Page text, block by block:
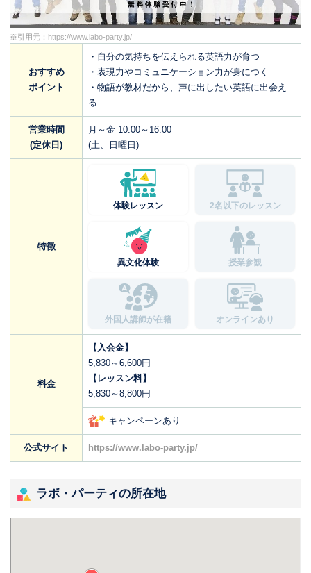
※引用元： https://www.labo-party.jp/
おすすめ
ポイント
・自分の気持ちを伝えられる英語力が育つ
・表現力やコミュニケーション力が身につく
・物語が教材だから、声に出したい英語に出会え
る
営業時間
(定休日)
月～金 10:00～16:00
(土、日曜日)
特徴
体験レッスン 2名以下のレッスン
異文化体験 授業参観
外国人講師が在籍 オンラインあり
料金
【入会金】
5,830～6,600円
【レッスン料】
5,830～8,800円
キャンペーンあり
公式サイト https://www.labo-party.jp/
ラボ・パーティの所在地